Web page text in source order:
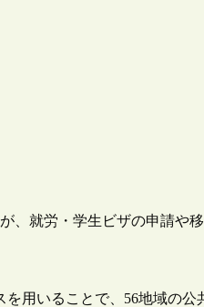
、就労・学生ビザの申請や
用いることで、56地域の